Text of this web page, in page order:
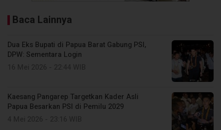
Baca Lainnya
Dua Eks Bupati di Papua Barat Gabung PSI,
DPW: Sementara Login
Kaesang Pangarep Targetkan Kader Asli
Papua Besarkan PSI di Pemilu 2029